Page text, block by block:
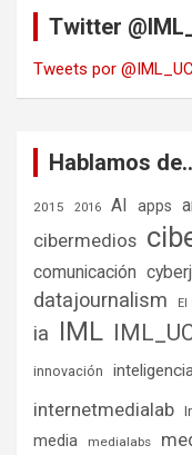
Twitter
Tweets por
Hablamos
2015 2016 AI apps
cibermedios
comunicación
datajournalism El
ia IML
innovación
internetmedialab
media medialabs